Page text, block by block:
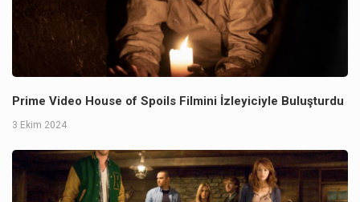
Prime Video House of Spoils Filmini İzleyiciyle Buluşturdu
3 Ekim 2024